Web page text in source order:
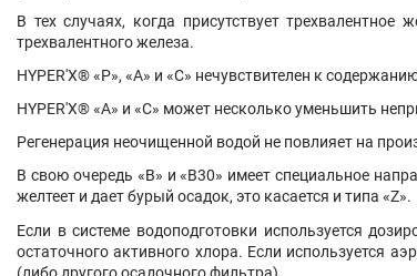
В тех случаях, когда присутствует
трехвалентного железа.
HYPER'X® «P», «А» и «С» нечувствителен к
HYPER'X® «А» и «С» может несколько уменьшить
Регенерация неочищенной водой не повлияет на
В свою очередь «В» и «В30» имеет специальное
желтеет и дает бурый осадок, это касается и типа «Z».
Если в системе водоподготовки используется
остаточного активного хлора. Если используется
(либо другого осадочного фильтра).